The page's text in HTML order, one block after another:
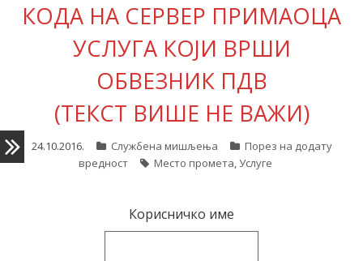
О нама
Претплата
Пријава
КОДА НА СЕРВЕР ПРИМАОЦА
УСЛУГА КОЈИ ВРШИ
ОБВЕЗНИК ПДВ
(ТЕКСТ ВИШЕ НЕ ВАЖИ)
24.10.2016. Службена мишљења
Порез на додату
вредност
Место промета,Услуге
Корисничко име